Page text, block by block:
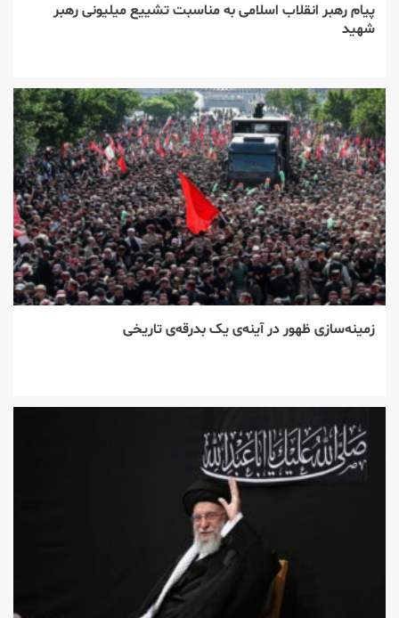
پیام رهبر انقلاب اسلامی به مناسبت تشییع میلیونی رهبر
شهید
زمینه‌سازی ظهور در آینه‌ی یک بدرقه‌ی تاریخی